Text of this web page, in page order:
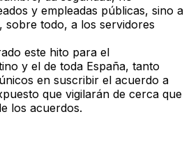
y empleadas públicas, sino a
sobre todo, a los servidores
este hito para el
y el de toda España, tanto
en suscribir el acuerdo a
que vigilarán de cerca que
los acuerdos.